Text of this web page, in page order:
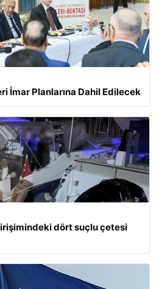
İmar Planlarına Dahil Edilecek
dört suçlu çetesi